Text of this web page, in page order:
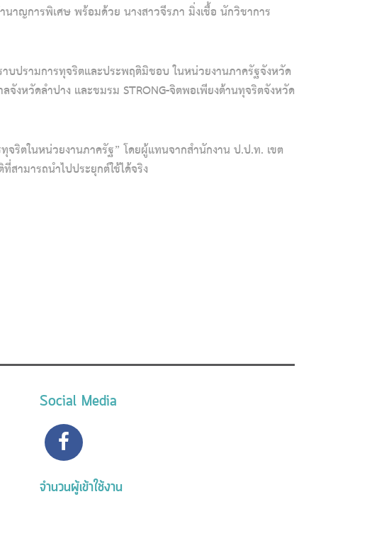
ญการพิเศษ พร้อมด้วย นางสาวจีรภา มิ่งเชื้อ นักวิชาการ
บปรามการทุจริตและประพฤติมิชอบ ในหน่วยงานภาครัฐจังหวัด
งหวัดลำปาง และชมรม STRONG-จิตพอเพียงต้านทุจริตจังหวัด
ริตในหน่วยงานภาครัฐ” โดยผู้แทนจากสำนักงาน ป.ป.ท. เขต
ามารถนำไปประยุกต์ใช้ได้จริง
Social Media
จำนวนผู้เข้าใช้งาน